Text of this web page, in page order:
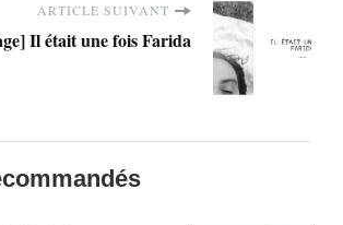
ARTICLE SUIVANT
Il était une fois Farida